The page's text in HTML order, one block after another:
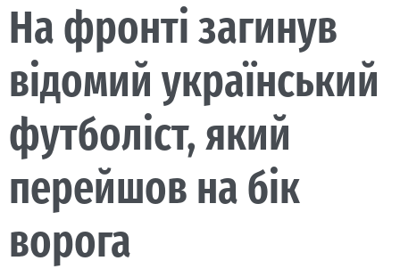
На фронті загинув
відомий український
футболіст, який
перейшов на бік
ворога